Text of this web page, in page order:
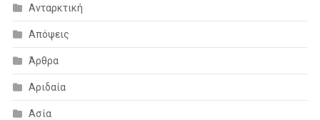
Ανταρκτική
Απόψεις
Άρθρα
Αριδαία
Ασία